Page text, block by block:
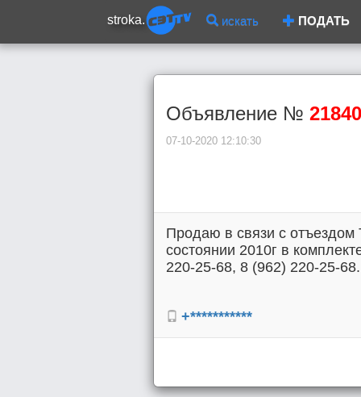
stroka. искать ПОДАТЬ
Объявление № 21840
07-10-2020 12:10:30
Продаю в связи с отъездом
состоянии 2010г в
220-25-68, 8 (962) 220-25-68.
+***********